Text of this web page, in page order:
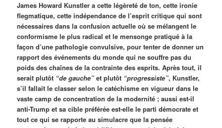
James Howard Kunstler a cette légèreté de ton, cette ironie
flegmatique, cette indépendance de l’esprit critique qui sont
nécessaires dans la confusion actuelle où se mélangent le
conformisme le plus radical et le mensonge pratiqué à la
façon d’une pathologie convulsive, pour tenter de donner un
rapport des événements du monde qui ne souffre pas du
poids des chaînes de la contrainte des esprits. Après tout, il
serait plutôt “de gauche” et plutôt “progressiste”, Kunstler,
s’il fallait le classer selon le catéchisme en vigueur dans le
vaste camp de concentration de la modernité ; aussi est-il
anti-Trump et sa cible préférée est-elle le parti démocrate et
tout ce qui se rapporte au simulacre que la pensée